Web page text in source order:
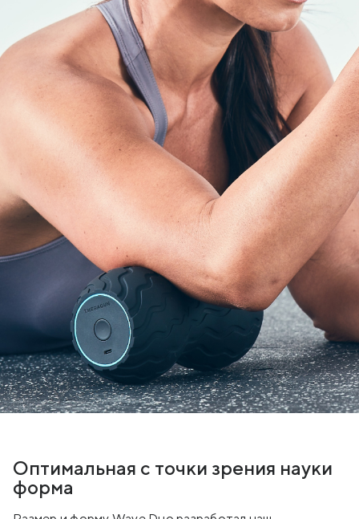
Оптимальная с точки зрения науки
форма